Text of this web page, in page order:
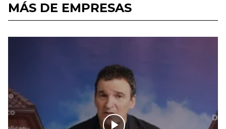
MÁS DE EMPRESAS